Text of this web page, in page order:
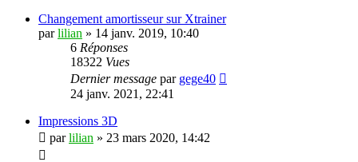
Changement amortisseur sur Xtrainer
parlilian » 14 janv. 2019, 10:40
6 Réponses
18322 Vues
Dernier message par gege40
24 janv. 2021, 22:41
Impressions 3D
parlilian » 23 mars 2020, 14:42